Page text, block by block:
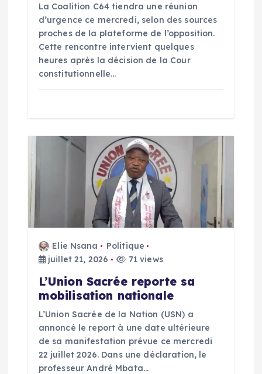
c
e
La Coalition C64 tiendra une réunion
d’urgence ce mercredi, selon des sources
proches de la plateforme de l’opposition.
Cette rencontre intervient quelques
heures après la décision de la Cour
constitutionnelle…
Elie Nsana
Politique
juillet 21, 2026
71 views
L’Union Sacrée reporte sa
mobilisation nationale
L’Union Sacrée de la Nation (USN) a
annoncé le report à une date ultérieure
de sa manifestation prévue ce mercredi
22 juillet 2026. Dans une déclaration, le
professeur André Mbata…